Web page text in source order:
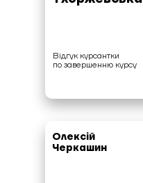
Олексій
Черкашин
Відгук курсантки
по завершенню курсу